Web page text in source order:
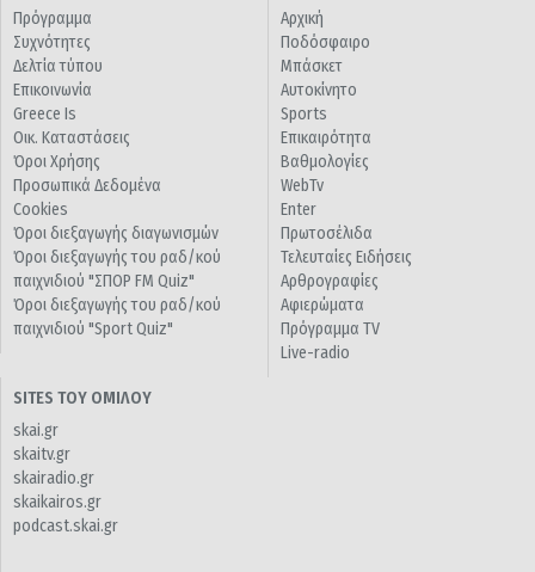
Πρόγραμμα
Συχνότητες
Δελτία τύπου
Επικοινωνία
Greece Is
Οικ. Καταστάσεις
Όροι Χρήσης
Προσωπικά Δεδομένα
Cookies
Όροι διεξαγωγής διαγωνισμών
Όροι διεξαγωγής του ραδ/κού
παιχνιδιού "ΣΠΟΡ FM Quiz"
Όροι διεξαγωγής του ραδ/κού
παιχνιδιού "Sport Quiz"
Αρχική
Ποδόσφαιρο
Μπάσκετ
Αυτοκίνητο
Sports
Επικαιρότητα
Βαθμολογίες
WebTv
Enter
Πρωτοσέλιδα
Τελευταίες Ειδήσεις
Αρθρογραφίες
Αφιερώματα
Πρόγραμμα TV
Live-radio
SITES ΤΟΥ ΟΜΙΛΟΥ
skai.gr
skaitv.gr
skairadio.gr
skaikairos.gr
podcast.skai.gr